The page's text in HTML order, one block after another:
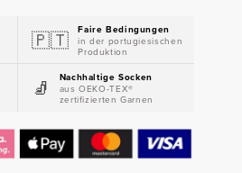
🇵🇹​ Faire Bedingungen
in der portugiesischen
Produktion
🧦​ Nachhaltige Socken
aus OEKO-TEX®
zertifizierten Garnen